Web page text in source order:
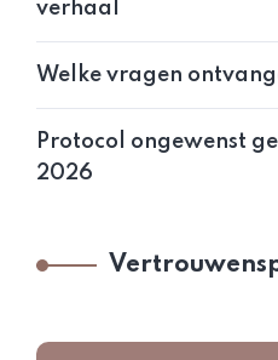
verhaal
Welke vragen
Protocol ongewenst
2026